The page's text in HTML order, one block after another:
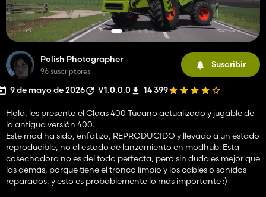
Polish Photographer
96 suscriptores
Suscribir
9 de mayo de 2026 V1.0.0.0 14 399
Hola, les presento el Claas 400 Tucano actualizado y jugable de
la antigua versión 400.
Este mod ha sido, enfatizo, REPRODUCIDO y llevado a un estado
reproducible, no al estado de lanzamiento en modhub. Esta
cosechadora no es del todo perfecta, pero sin duda es mejor que
las demás, porque tiene el tronco limpio y los cables o sonidos
reparados, y esto es probablemente lo más importante :)